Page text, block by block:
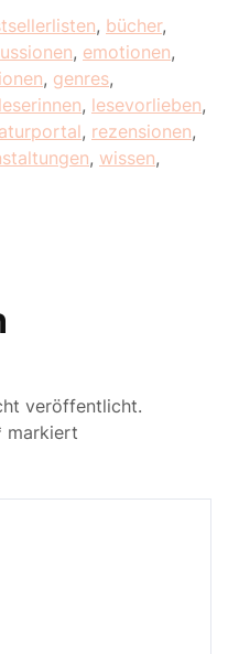
, bücher,
, emotionen,
, genres,
leserinnen, lesevorlieben,
, rezensionen,
, wissen,
veröffentlicht.
markiert